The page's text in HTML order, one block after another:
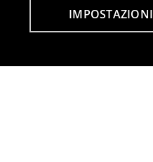
IMPOSTAZIONI